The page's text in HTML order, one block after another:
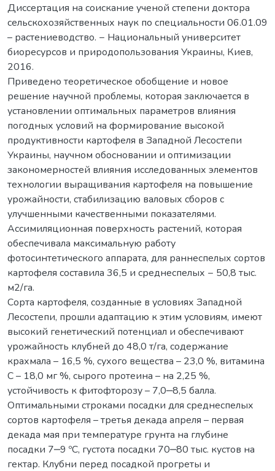
Диссертация на соискание ученой степени доктора
сельскохозяйственных наук по специальности 06.01.09
– растениеводство. − Национальный университет
биоресурсов и природопользования Украины, Киев,
2016.
Приведено теоретическое обобщение и новое
решение научной проблемы, которая заключается в
установлении оптимальных параметров влияния
погодных условий на формирование высокой
продуктивности картофеля в Западной Лесостепи
Украины, научном обосновании и оптимизации
закономерностей влияния исследованных элементов
технологии выращивания картофеля на повышение
урожайности, стабилизацию валовых сборов с
улучшенными качественными показателями.
Ассимиляционная поверхность растений, которая
обеспечивала максимальную работу
фотосинтетического аппарата, для раннеспелых сортов
картофеля составила 36,5 и среднеспелых − 50,8 тыс.
м2/га.
Сорта картофеля, созданные в условиях Западной
Лесостепи, прошли адаптацию к этим условиям, имеют
высокий генетический потенциал и обеспечивают
урожайность клубней до 48,0 т/га, содержание
крахмала – 16,5 %, сухого вещества – 23,0 %, витамина
С – 18,0 мг %, сырого протеина – на 2,25 %,
устойчивость к фитофторозу – 7,0‒8,5 балла.
Оптимальными строками посадки для среднеспелых
сортов картофеля – третья декада апреля – первая
декада мая при температуре грунта на глубине
посадки 7‒9 ºС, густота посадки 70‒80 тыс. кустов на
гектар. Клубни перед посадкой прогреты и